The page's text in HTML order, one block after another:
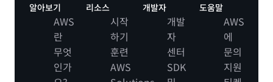
알아보기
AWS
란
무엇
인가
리소스
시작
하기
훈련
AWS
개발자
개발
자
센터
SDK
도움말
AWS
에
문의
지원